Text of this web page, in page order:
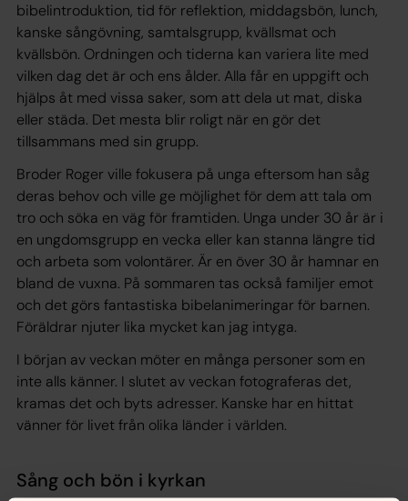
bibelintroduktion, tid för reflektion, middagsbön, lunch,
kanske sångövning, samtalsgrupp, kvällsmat och
kvällsbön. Ordningen och tiderna kan variera lite med
vilken dag det är och ens ålder. Alla får en uppgift och
hjälps åt med vissa saker, som att dela ut mat, diska
eller städa. Det mesta blir roligt när en gör det
tillsammans med sin grupp.
Broder Roger ville fokusera på unga eftersom han såg
deras behov och ville ge möjlighet för dem att tala om
tro och söka en väg för framtiden. Unga under 30 år är i
en ungdomsgrupp en vecka eller kan stanna längre tid
och arbeta som volontärer. Är en över 30 år hamnar en
bland de vuxna. På sommaren tas också familjer emot
och det görs fantastiska bibelanimeringar för barnen.
Föräldrar njuter lika mycket kan jag intyga.
I början av veckan möter en många personer som en
inte alls känner. I slutet av veckan fotograferas det,
kramas det och byts adresser. Kanske har en hittat
vänner för livet från olika länder i världen.
Sång och bön i kyrkan